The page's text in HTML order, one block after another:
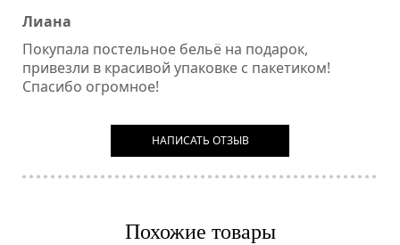
Лиана
Покупала постельное бельё на подарок,
привезли в красивой упаковке с пакетиком!
Спасибо огромное!
НАПИСАТЬ ОТЗЫВ
Похожие товары